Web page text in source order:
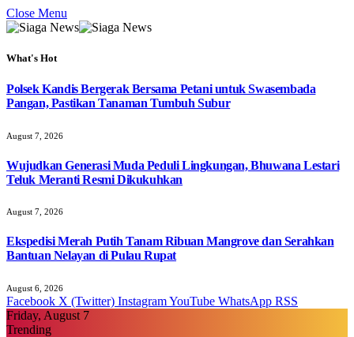
Close Menu
What's Hot
Polsek Kandis Bergerak Bersama Petani untuk Swasembada
Pangan, Pastikan Tanaman Tumbuh Subur
August 7, 2026
Wujudkan Generasi Muda Peduli Lingkungan, Bhuwana Lestari
Teluk Meranti Resmi Dikukuhkan
August 7, 2026
Ekspedisi Merah Putih Tanam Ribuan Mangrove dan Serahkan
Bantuan Nelayan di Pulau Rupat
August 6, 2026
Facebook X (Twitter) InstagramYouTube WhatsApp RSS
Friday, August 7
Trending